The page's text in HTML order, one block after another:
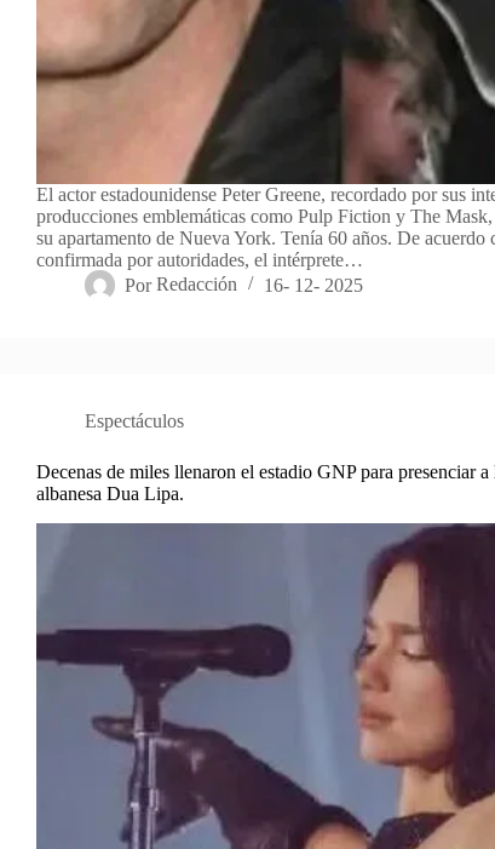
El actor estadounidense Peter Greene, recordado por sus
producciones emblemáticas como Pulp Fiction y The
su apartamento de Nueva York. Tenía 60 años. De
confirmada por autoridades, el intérprete…
Por Redacción 16- 12- 2025
Espectáculos
Decenas de miles llenaron el estadio GNP para presenciar
albanesa Dua Lipa.